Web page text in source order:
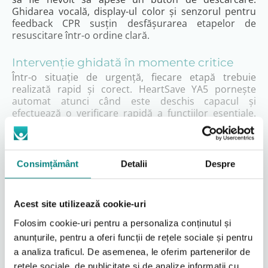
Consimțământ Detalii Despre
Acest site utilizează cookie-uri
Folosim cookie-uri pentru a personaliza conținutul și
anunțurile, pentru a oferi funcții de rețele sociale și pentru
a analiza traficul. De asemenea, le oferim partenerilor de
rețele sociale, de publicitate și de analize informații cu
Ghidarea vocală, display-ul color și senzorul pentru
feedback CPR susțin desfășurarea etapelor de
resuscitare într-o ordine clară.
Intervenție ghidată în momente critice
Într-o situație de urgență, fiecare etapă trebuie
realizată rapid și corect. HeartSave YA5 pornește
automat atunci când este deschis capacul și
efectuează o verificare rapidă a funcțiilor esențiale.
Utilizatorul primește apoi instrucțiuni pentru
apelarea serviciilor de urgență, pregătirea
pacientului, aplicarea electrozilor și continuarea
resuscitării.
După aplicarea corectă a electrozilor, aparatul începe
necesită defibrilare, dispozitivul nu administrează
șocul și indică reluarea manevrelor de resuscitare.
Dacă este detectat un ritm defibrilabil, aparatul
pregătește și administrează automat energia
necesară, după avertizarea clară că pacientul nu
trebuie atins.
Video